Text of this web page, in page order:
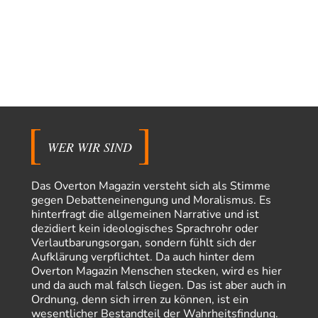
Natürlich, Propaganda gibt es überall. Propaganda…
Trilex
Ein Bild der Friedensbewegung
Sicher, das Innere bricht sich Bann. Gemeint ist damit stets eine
PaulKehlvor 12 Stunden zu:
Wacht Deutschland nun in dem Krieg auf, den es seit Jahren
maßgeblich unterstützt?
Ich tippe auf die Ukros. Für solche James Bond-Aktionen ist der VS zu
tappsig. Bei…
sylvainvor 21 Stunden zu:
Rechts- oder Linksträger? 41
Danke für den Link. Ich vertraue ja der Wissenschaft, wissen Sie? Und da
ist es…
WER WIR SIND
Das Overton Magazin versteht sich als Stimme
gegen Debatteneinengung und Moralismus. Es
hinterfragt die allgemeinen Narrative und ist
dezidiert kein ideologisches Sprachrohr oder
Verlautbarungsorgan, sondern fühlt sich der
Aufklärung verpflichtet. Da auch hinter dem
Overton Magazin Menschen stecken, wird es hier
und da auch mal falsch liegen. Das ist aber auch in
Ordnung, denn sich irren zu können, ist ein
wesentlicher Bestandteil der Wahrheitsfindung.